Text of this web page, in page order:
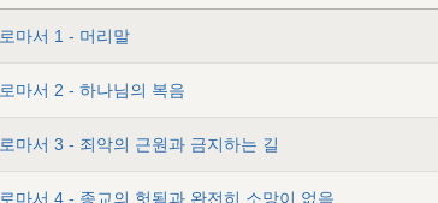
로마서 1 - 머리말
로마서 2 - 하나님의 복음
로마서 3 - 죄악의 근원과 금지하는 길
로마서 4 - 종교의 헛됨과 완전히 소망이 없음